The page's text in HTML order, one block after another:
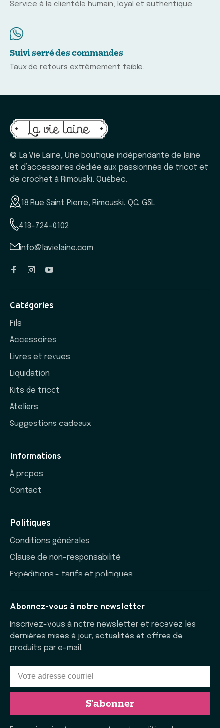
Service à la clientèle humain, loyal et authentique.
Suivi serré des commandes
Taux de retours extrêmement faible.
© La Vie Laine, Une boutique indépendante de laine
et d’accessoires dédiée aux passionnés de tricot et
de crochet à Rimouski, Québec.
18 Rue Saint Pierre, Rimouski, QC, G5L
418-724-0102
info@lavielaine.com
Catégories
Fils
Accessoires
Livres et revues
Liquidation
Kits de tricot
Ateliers
Suggestions cadeaux
Informations
À propos
Contact
Politiques
Conditions générales
Clause de non-responsabilité
Expéditions - tarifs et politiques
Abonnez-vous à notre newsletter
Inscrivez-vous à notre newsletter et recevez les
dernières mises à jour, actualités et offres de
produits par e-mail.
S'abonner